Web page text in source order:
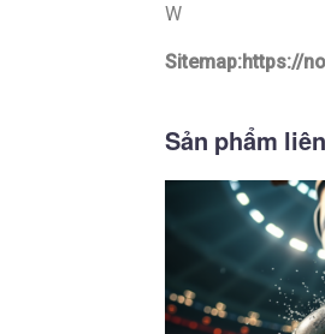
W
Sitemap:https://
Sản phẩm